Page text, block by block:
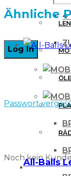
4
Passwort
Noch kein
Ähnliche
All-Balls